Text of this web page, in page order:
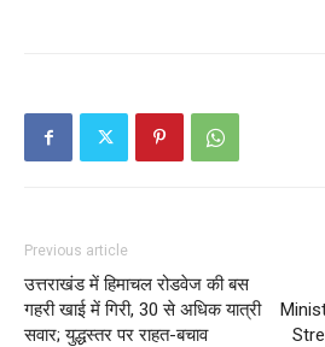
About
Contact us
Subscription Plans
Previous article
उत्तराखंड में हिमाचल रोडवेज की बस
गहरी खाई में गिरी, 30 से अधिक यात्री
सवार; युद्धस्तर पर राहत-बचाव